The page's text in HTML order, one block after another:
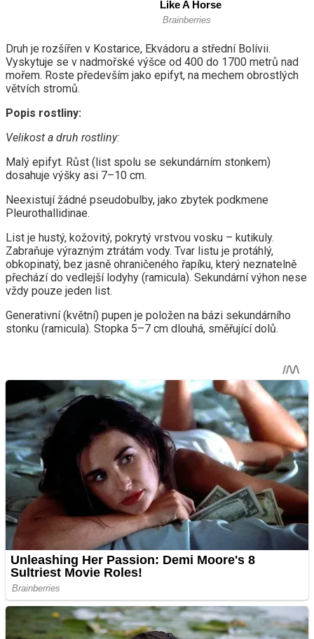
Druh je rozšířen v Kostarice, Ekvádoru a střední Bolívii.
Vyskytuje se v nadmořské výšce od 400 do 1700 metrů nad
mořem. Roste především jako epifyt, na mechem obrostlých
větvích stromů.
Popis rostliny:
Velikost a druh rostliny:
Malý epifyt. Růst (list spolu se sekundárním stonkem)
dosahuje výšky asi 7–10 cm.
Neexistují žádné pseudobulby, jako zbytek podkmene
Pleurothallidinae.
List je hustý, kožovitý, pokrytý vrstvou vosku – kutikuly.
Zabraňuje výrazným ztrátám vody. Tvar listu je protáhlý,
obkopinatý, bez jasně ohraničeného řapíku, který neznatelně
přechází do vedlejší lodyhy (ramicula). Sekundární výhon nese
vždy pouze jeden list.
Generativní (květní) pupen je položen na bázi sekundárního
stonku (ramicula). Stopka 5–7 cm dlouhá, směřující dolů.